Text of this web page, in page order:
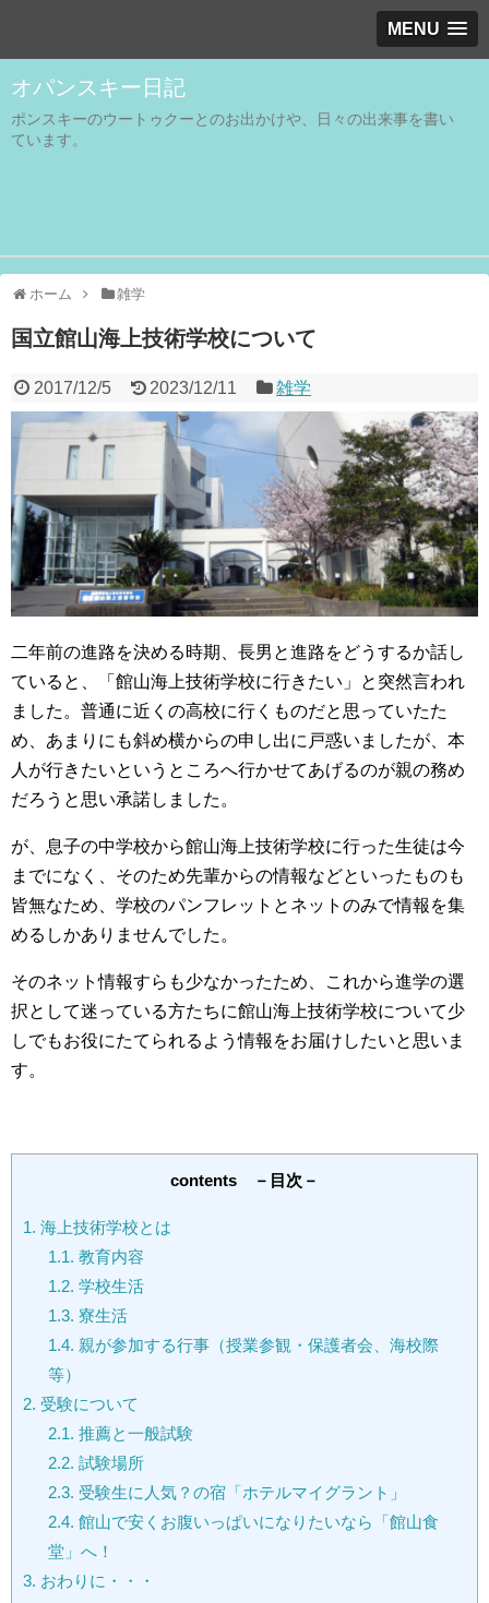
MENU
オパンスキー日記
ポンスキーのウートゥクーとのお出かけや、日々の出来事を書い
ています。
ホーム 雑学
国立館山海上技術学校について
2017/12/5 2023/12/11 雑学
二年前の進路を決める時期、長男と進路をどうするか話し
ていると、「館山海上技術学校に行きたい」と突然言われ
ました。普通に近くの高校に行くものだと思っていたた
め、あまりにも斜め横からの申し出に戸惑いましたが、本
人が行きたいというところへ行かせてあげるのが親の務め
だろうと思い承諾しました。
が、息子の中学校から館山海上技術学校に行った生徒は今
までになく、そのため先輩からの情報などといったものも
皆無なため、学校のパンフレットとネットのみで情報を集
めるしかありませんでした。
そのネット情報すらも少なかったため、これから進学の選
択として迷っている方たちに館山海上技術学校について少
しでもお役にたてられるよう情報をお届けしたいと思いま
す。
contents －目次－
1. 海上技術学校とは
1.1. 教育内容
1.2. 学校生活
1.3. 寮生活
1.4. 親が参加する行事（授業参観・保護者会、海校際
等）
2. 受験について
2.1. 推薦と一般試験
2.2. 試験場所
2.3. 受験生に人気？の宿「ホテルマイグラント」
2.4. 館山で安くお腹いっぱいになりたいなら「館山食
堂」へ！
3. おわりに・・・